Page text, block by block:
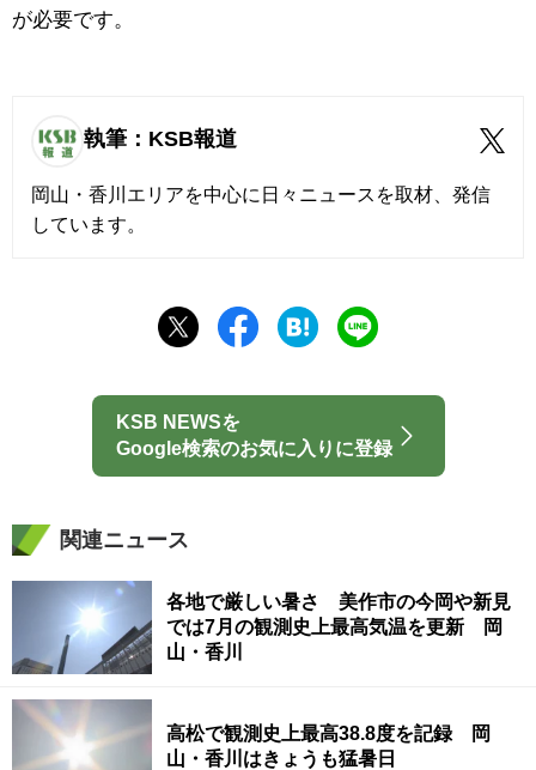
が必要です。
執筆：KSB報道
岡山・香川エリアを中心に日々ニュースを取材、発信
しています。
KSB NEWSを
Google検索のお気に入りに登録
関連ニュース
各地で厳しい暑さ 美作市の今岡や新見
では7月の観測史上最高気温を更新 岡
山・香川
高松で観測史上最高38.8度を記録 岡
山・香川はきょうも猛暑日